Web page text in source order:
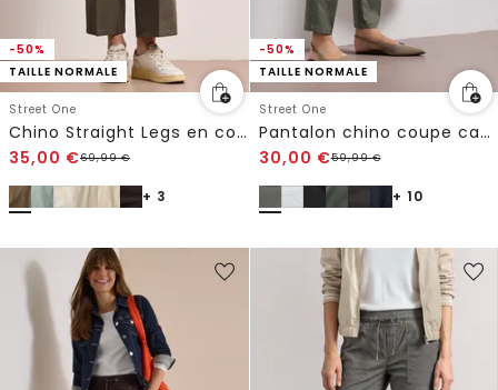
-50%
TAILLE NORMALE
Street One
Chino Straight Legs en coupe casual
35,00 €69,99€
+ 3
-50%
TAILLE NORMALE
Street One
Pantalon chino coupe casual en matière douce
30,00 €59,99€
+ 10